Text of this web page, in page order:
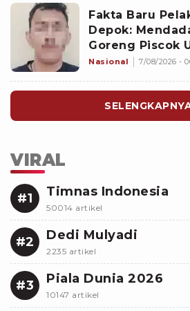
Fakta Baru
Depok:
Goreng Piscok
Interview di Mal
Nasional 7/08/2026 -
VIRAL
#1 Timnas Indonesia
50014 artikel
#2 Dedi Mulyadi
2235 artikel
#3 Piala Dunia 2026
10147 artikel